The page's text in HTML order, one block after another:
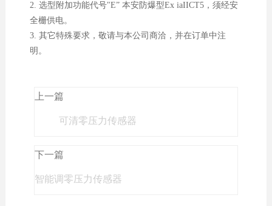
2. 选型附加功能代号"E” 本安防爆型Ex iaIICT5，须经安
全栅供电。
3. 其它特殊要求，敬请与本公司商洽，并在订单中注
明。
上一篇
可清零压力传感器
下一篇
智能调零压力传感器